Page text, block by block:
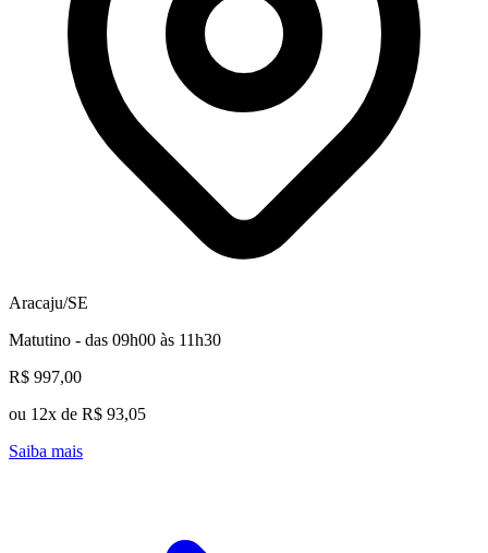
Aracaju/SE
Matutino - das 09h00 às 11h30
R$ 997,00
ou 12x de R$ 93,05
Saiba mais